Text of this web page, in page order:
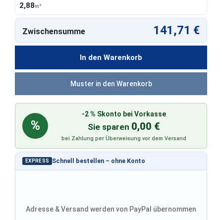
2,88m²
In den Warenkorb
EXPRESS Schnell bestellen – ohne Konto
Adresse & Versand werden von PayPal übernommen
Zwischensumme 141,71 €
%
-2 % Skonto bei Vorkasse
Sie sparen 0,00 €
bei Zahlung per Überweisung vor dem Versand
Muster in den Warenkorb